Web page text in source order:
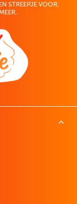
STREEPJE VOOR;